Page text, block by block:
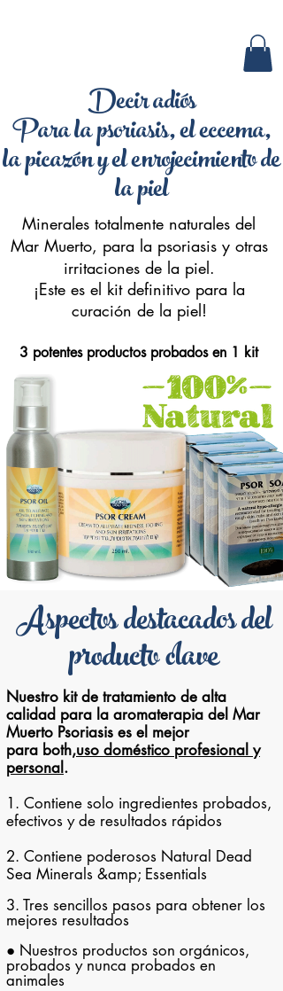
Decir adiós
Para la psoriasis, el eccema,
la picazón y el enrojecimiento de
la piel
Minerales totalmente naturales del
Mar Muerto, para la psoriasis y otras
irritaciones de la piel.
¡Este es el kit definitivo para la
curación de la piel!
3 potentes productos probados en 1 kit
Aspectos destacados del
producto clave
Nuestro kit de tratamiento de alta
calidad para la aromaterapia del Mar
Muerto Psoriasis es el mejor
para both,uso doméstico profesional y
personal .
1. Contiene solo ingredientes probados,
efectivos y de resultados rápidos
2. Contiene poderosos Natural Dead
Sea Minerals &amp; Essentials
3. Tres sencillos pasos para obtener los
mejores resultados
● Nuestros productos son orgánicos,
probados y nunca probados en
animales